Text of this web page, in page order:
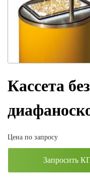
Кассета
Цена по запросу
Запросить